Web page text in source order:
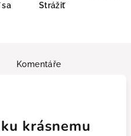
Strážiť
Komentáře
krásnemu